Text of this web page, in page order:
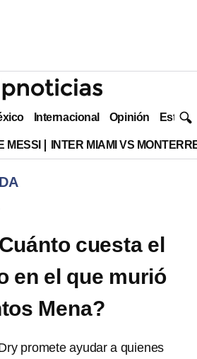
Internacional Opinión Estilo
MESSI INTER MIAMI VS
cuesta el
en el que murió
Mena?
promete ayudar a quienes